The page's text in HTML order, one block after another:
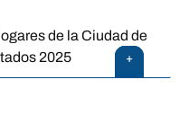
de la Ciudad de
2025
+